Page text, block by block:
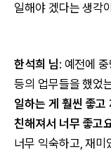
일해야 겠다는 생각
한석희 님: 예전에
등의 업무들을 했었
일하는 게 훨씬 좋고
친해져서 너무 좋고
너무 익숙하고, 재미